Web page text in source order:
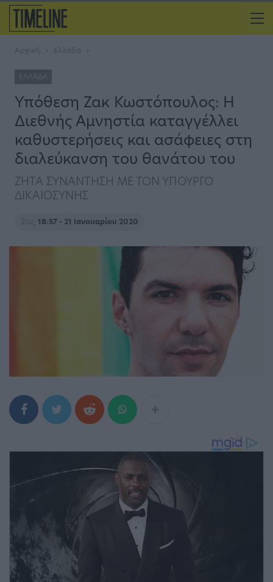
Αρχική Ελλάδα
ΕΛΛΆΔΑ
Υπόθεση Ζακ Κωστόπουλος: Η
Διεθνής Αμνηστία καταγγέλλει
καθυστερήσεις και ασάφειες στη
διαλεύκανση του θανάτου του
ΖΗΤΑ ΣΥΝΑΝΤΗΣΗ ΜΕ ΤΟΝ ΥΠΟΥΡΓΟ
ΔΙΚΑΙΟΣΥΝΗΣ
Στις 18:57 - 21 Ιανουαρίου 2020